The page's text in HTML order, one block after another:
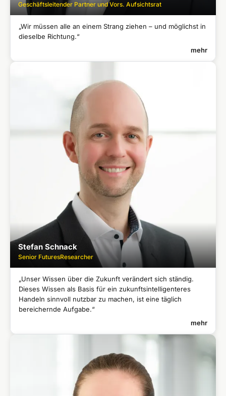
Geschäftsleitender Partner und Vors. Aufsichtsrat
„Wir müssen alle an einem Strang ziehen – und möglichst in
dieselbe Richtung.“
mehr
Geschäftsleitender Partner und Vors. Aufsichtsrat
Vertriebskarriere bei IBM
Erfolgreicher Aufbau innovativer Unternehmen in Deutschland
Beiratsfunktionen in einigen Start-Ups
Studium der Volkswirtschaftslehre
Mit-Gründer der FutureManagementGroup AG
Stefan Schnack
Senior FuturesResearcher
„Unser Wissen über die Zukunft verändert sich ständig.
Dieses Wissen als Basis für ein zukunftsintelligenteres
Handeln sinnvoll nutzbar zu machen, ist eine täglich
bereichernde Aufgabe.“
mehr
Senior FuturesResearcher
Content Writer bei einer Medienagentur
Studium Allgemeine und Vergleichende Literaturwissenschaft,